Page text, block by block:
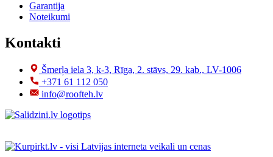
Garantija
Noteikumi
Kontakti
Šmerļa iela 3, k-3, Rīga, 2. stāvs, 29. kab., LV-1006
+371 61 112 050
info@roofteh.lv